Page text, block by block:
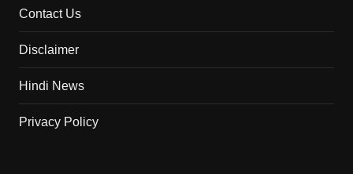
Contact Us
Disclaimer
Hindi News
Privacy Policy